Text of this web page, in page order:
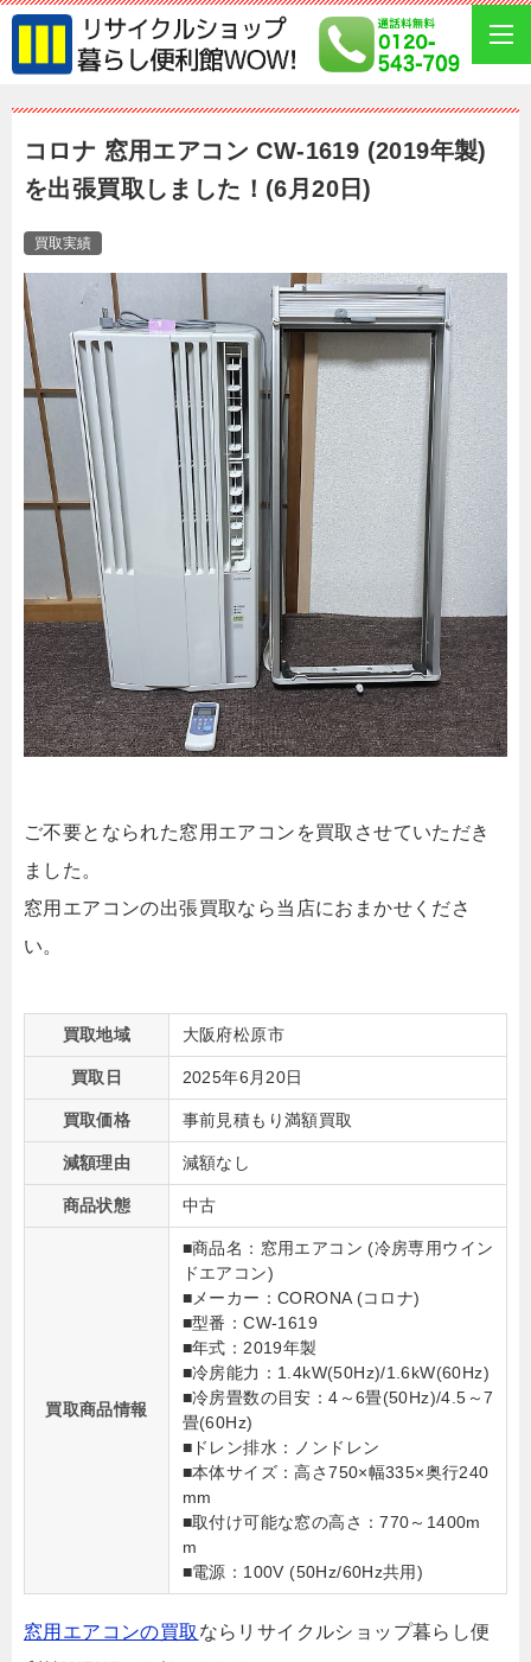
コロナ 窓用エアコン CW-1619 (2019年製)
を出張買取しました！(6月20日)
買取実績
ご不要となられた窓用エアコンを買取させていただき
ました。
窓用エアコンの出張買取なら当店におまかせくださ
い。
買取地域 大阪府松原市
買取日 2025年6月20日
買取価格 事前見積もり満額買取
減額理由 減額なし
商品状態 中古
買取商品情報
■商品名：窓用エアコン (冷房専用ウイン
ドエアコン)
■メーカー：CORONA (コロナ)
■型番：CW-1619
■年式：2019年製
■冷房能力：1.4kW(50Hz)/1.6kW(60Hz)
■冷房畳数の目安：4～6畳(50Hz)/4.5～7
畳(60Hz)
■ドレン排水：ノンドレン
■本体サイズ：高さ750×幅335×奥行240
mm
■取付け可能な窓の高さ：770～1400m
m
■電源：100V (50Hz/60Hz共用)
窓用エアコンの買取 ならリサイクルショップ暮らし便